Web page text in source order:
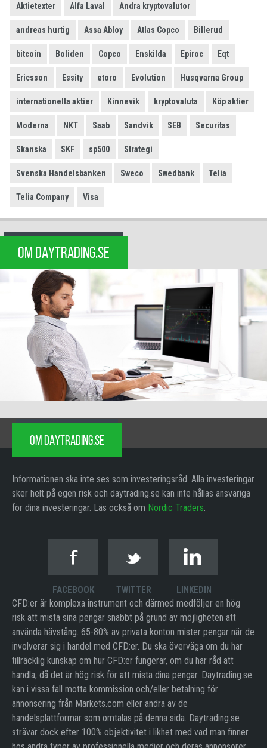
Aktietexter Alfa Laval Andra kryptovalutor
andreas hurtig Assa Abloy Atlas Copco Billerud
bitcoin Boliden Copco Enskilda Epiroc Eqt
Ericsson Essity etoro Evolution Husqvarna Group
internationella aktier Kinnevik kryptovaluta Köp aktier
Moderna NKT Saab Sandvik SEB Securitas
Skanska SKF sp500 Strategi
Svenska Handelsbanken Sweco Swedbank Telia
Telia Company Visa
OM DAYTRADING.SE
OM DAYTRADING.SE
Informationen ska inte ses som investeringsråd. Alla investeringar
sker helt på egen risk och daytrading.se kan inte hållas ansvariga
för dina investeringar. Läs också om Nordic Traders.
FACEBOOK TWITTER LINKEDIN
CFD:er är komplexa instrument och därmed medföljer en hög
risk att mista sina pengar snabbt på grund av möjligheten att
använda hävstång. 65-80% av privata konton mister pengar när de
involverar sig i handel med CFD:er. Du ska överväga om du har
tillräcklig kunskap om hur CFD:er fungerar, om du har råd att
handla, då det är hög risk för att mista dina pengar. Daytrading.se
kan i vissa fall motta kommission och/eller betalning för
annonsering från Markets.com eller andra av de
handelsplattformar som omtalas på denna sida. Daytrading.se
strävar dock efter 100% objektivitet i likhet med vad man finner